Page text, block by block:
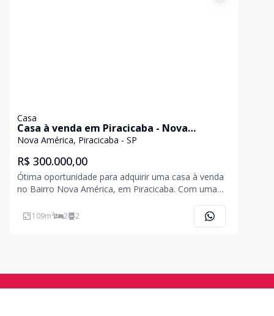
Casa
Casa à venda em Piracicaba - Nova
América
Nova América, Piracicaba - SP
R$ 300.000,00
Ótima oportunidade para adquirir uma casa à venda
no Bairro Nova América, em Piracicaba. Com uma
109m² 2 2